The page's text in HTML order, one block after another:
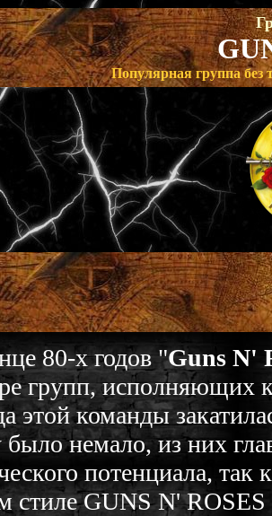
Популярная группа без
80-х годов "Guns N'
групп, исполняющих
этой команды
немало, из них
потенциала,
стиле GUNS N' ROSES